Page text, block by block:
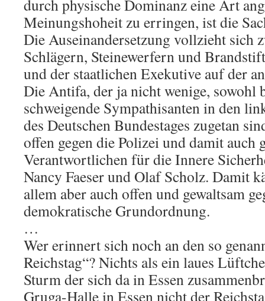
durch physische Dominanz eine Art
Meinungshoheit zu erringen, ist die
Die Auseinandersetzung vollzieht sich
Schlägern, Steinewerfern und
und der staatlichen Exekutive auf der
Die Antifa, der ja nicht wenige, sowohl
schweigende Sympathisanten in den
des Deutschen Bundestages zugetan
offen gegen die Polizei und damit auch
Verantwortlichen für die Innere
Nancy Faeser und Olaf Scholz. Damit
allem aber auch offen und gewaltsam
demokratische Grundordnung.
…
Wer erinnert sich noch an den so
Reichstag“? Nichts als ein laues
Sturm der sich da in Essen
Gruga-Halle in Essen nicht der